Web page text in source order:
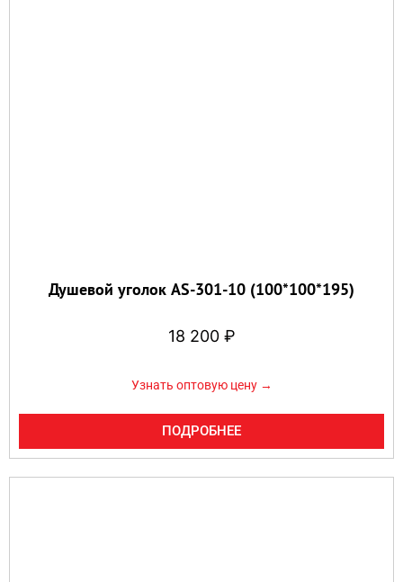
Душевой уголок AS-301-10 (100*100*195)
18 200 ₽
Узнать оптовую цену →
ПОДРОБНЕЕ